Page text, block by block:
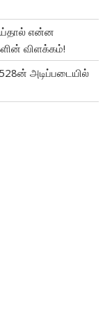
என்ன
விளக்கம்!
528ன் அடிப்படையில்